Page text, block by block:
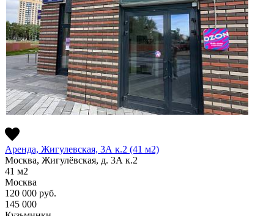
Аренда, Жигулевская, 3А к.2 (41 м2)
Москва, Жигулёвская, д. 3А к.2
41 м2
Москва
120 000 руб.
145 000